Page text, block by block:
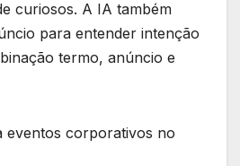
curiosos. A IA também
para entender intenção
termo, anúncio e
eventos corporativos no